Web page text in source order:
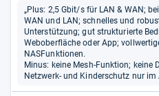
„Plus: 2,5 Gbit/s für LAN & WAN;
WAN und LAN; schnelles und
Unterstützung; gut strukturierte
Weboberfläche oder App;
NASFunktionen.
Minus: keine Mesh-Funktion; keine
Netzwerk- und Kinderschutz nur im